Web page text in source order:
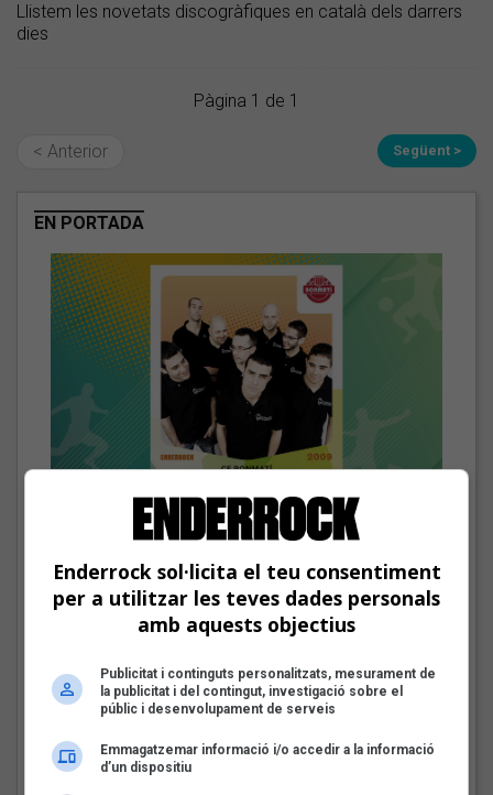
Llistem les novetats discogràfiques en català dels darrers
dies
Pàgina 1 de 1
< Anterior Següent >
EN PORTADA
El cromo de Deskarats
Les veus dels himnes del futbol
català: Deskarats
Fins a finals d'agost, repassarem diferents himnes que els
dels Països Catalans
m’agrada etiquetar-me
Enderrock sol·licita el teu consentiment
per a utilitzar les teves dades personals
amb aquests objectius
Publicitat i continguts personalitzats, mesurament de
la publicitat i del contingut, investigació sobre el
públic i desenvolupament de serveis
Emmagatzemar informació i/o accedir a la informació
d’un dispositiu